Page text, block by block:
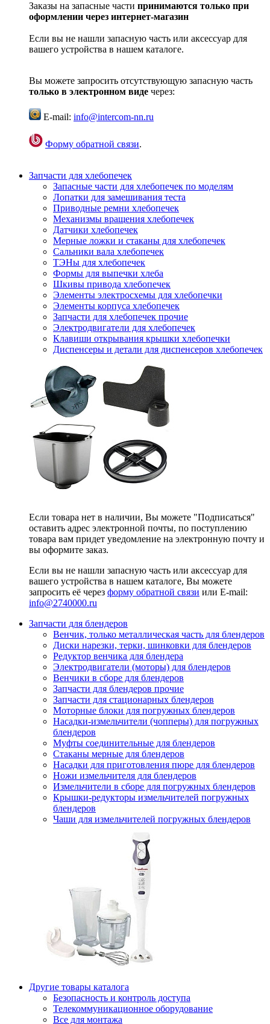
Заказы на запасные части принимаются только при
оформлении через интернет-магазин
Если вы не нашли запасную часть или аксессуар для
вашего устройства в нашем каталоге.
Вы можете запросить отсутствующую запасную часть
только в электронном виде через:
E-mail: info@intercom-nn.ru
Форму обратной связи.
Запчасти для хлебопечек
Запасные части для хлебопечек по моделям
Лопатки для замешивания теста
Приводные ремни хлебопечек
Механизмы вращения хлебопечек
Датчики хлебопечек
Мерные ложки и стаканы для хлебопечек
Сальники вала хлебопечек
ТЭНы для хлебопечек
Формы для выпечки хлеба
Шкивы привода хлебопечек
Элементы электросхемы для хлебопечки
Элементы корпуса хлебопечек
Запчасти для хлебопечек прочие
Электродвигатели для хлебопечек
Клавиши открывания крышки хлебопечки
Диспенсеры и детали для диспенсеров хлебопечек
Если товара нет в наличии, Вы можете "Подписаться"
оставить адрес электронной почты, по поступлению
товара вам придет уведомление на электронную почту и
вы оформите заказ.
Если вы не нашли запасную часть или аксессуар для
вашего устройства в нашем каталоге, Вы можете
запросить её через форму обратной связи или E-mail:
info@2740000.ru
Запчасти для блендеров
Венчик, только металлическая часть для блендеров
Диски нарезки, терки, шинковки для блендеров
Редуктор венчика для блендера
Электродвигатели (моторы) для блендеров
Венчики в сборе для блендеров
Запчасти для блендеров прочие
Запчасти для стационарных блендеров
Моторные блоки для погружных блендеров
Насадки-измельчители (чопперы) для погружных
блендеров
Муфты соединительные для блендеров
Стаканы мерные для блендеров
Насадки для приготовления пюре для блендеров
Ножи измельчителя для блендеров
Измельчители в сборе для погружных блендеров
Крышки-редукторы измельчителей погружных
блендеров
Чаши для измельчителей погружных блендеров
Другие товары каталога
Безопасность и контроль доступа
Телекоммуникационное оборудование
Все для монтажа